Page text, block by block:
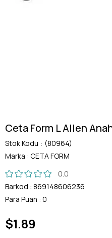
Ceta Form L Allen
Stok Kodu
(80964)
Marka : CETA FORM
0.0
Barkod : 869148606236
Para Puan : 0
$1.89